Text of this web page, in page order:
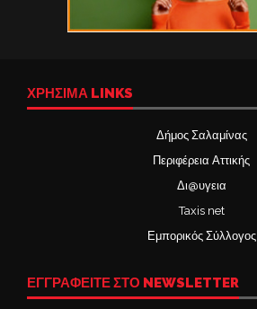
ΧΡΉΣΙΜΑ LINKS
Δήμος Σαλαμίνας
Περιφέρεια Αττικής
Δι@υγεια
Taxis net
Εμπορικός Σύλλογος
ΕΓΓΡΑΦΕΙΤΕ ΣΤΟ NEWSLETTER